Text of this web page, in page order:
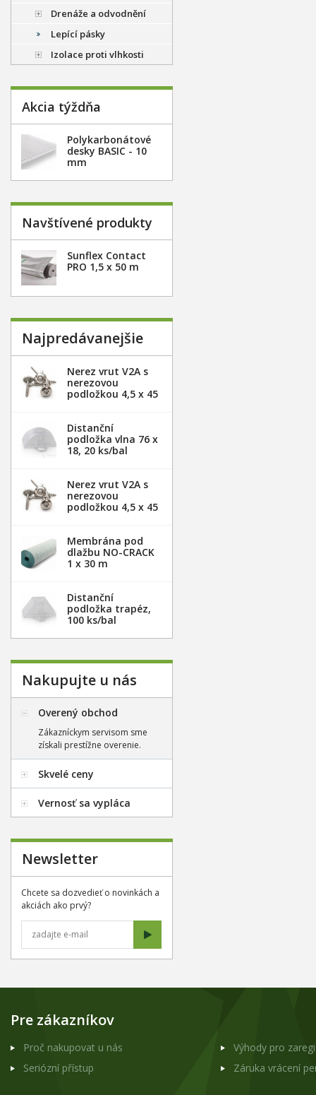
Drenáže a odvodnění
Lepící pásky
Izolace proti vlhkosti
Akcia týždňa
Polykarbonátové
desky BASIC - 10
mm
Navštívené produkty
Sunflex Contact
PRO 1,5 x 50 m
Najpredávanejšie
Nerez vrut V2A s
nerezovou
podložkou 4,5 x 45
Distanční
podložka vlna 76 x
18, 20 ks/bal
Nerez vrut V2A s
nerezovou
podložkou 4,5 x 45
Membrána pod
dlažbu NO-CRACK
1 x 30 m
Distanční
podložka trapéz,
100 ks/bal
Nakupujte u nás
Overený obchod
Zákazníckym servisom sme
získali prestížne overenie.
Skvelé ceny
Vernosť sa vypláca
Newsletter
Chcete sa dozvedieť o novinkách a
akciách ako prvý?
Pre zákazníkov
Proč nakupovat u nás
Výhody pro
Seriózní přístup
Záruka vrácení